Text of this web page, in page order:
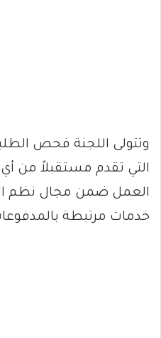
وتتولى اللجنة فحص
التي تقدم مستقبلاً من
العمل ضمن مجال نظم
خدمات مرتبطة